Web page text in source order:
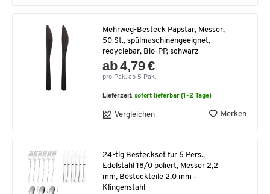
Mehrweg-Besteck Papstar, Messer,
50 St., spülmaschinengeeignet,
recyclebar, Bio-PP, schwarz
ab 4,79 €
pro Pak. ab 5 Pak.
Lieferzeit:sofort lieferbar (1-2 Tage)
Vergleichen Merken
24-tlg Besteckset für 6 Pers.,
Edelstahl 18/0 poliert, Messer 2,2
mm, Besteckteile 2,0 mm –
Klingenstahl